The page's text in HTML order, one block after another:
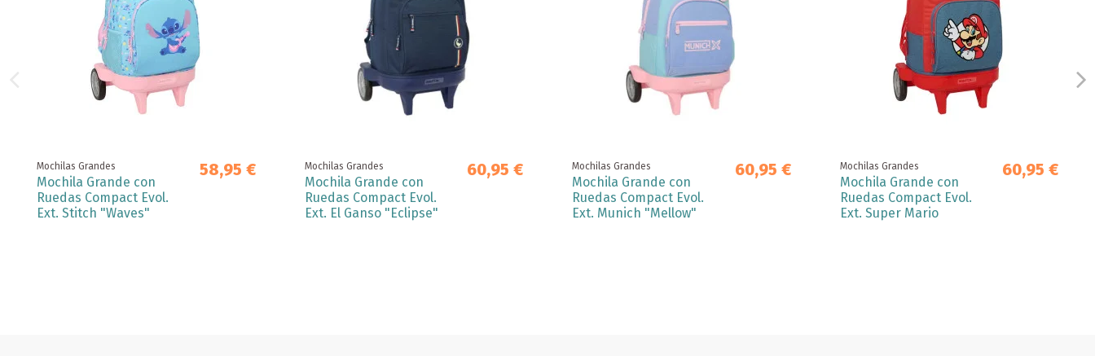
Mochilas Grandes
Mochila Grande con
Ruedas Compact Evol.
Ext. Stitch "Waves"
58,95 € Mochilas Grandes
Mochila Grande con
Ruedas Compact Evol.
Ext. El Ganso "Eclipse"
60,95 € Mochilas Grandes
Mochila Grande con
Ruedas Compact Evol.
Ext. Munich "Mellow"
60,95 € Mochilas Grandes
Mochila Grande con
Ruedas Compact Evol.
Ext. Super Mario
60,95 €